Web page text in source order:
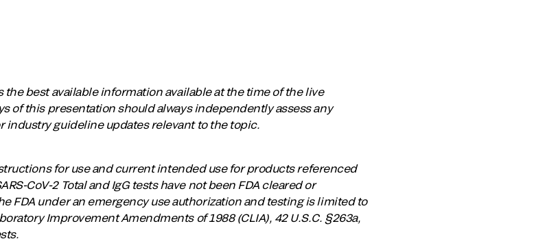
best available information available at the time of the live
of this presentation should always independently assess any
guideline updates relevant to the topic.
for use and current intended use for products referenced
CoV-2 Total and IgG tests have not been FDA cleared or
FDA under an emergency use authorization and testing is limited to
Improvement Amendments of 1988 (CLIA), 42 U.S.C. §263a,